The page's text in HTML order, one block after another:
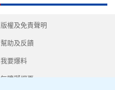
版權及免責聲明
幫助及反饋
我要爆料
無障礙網頁